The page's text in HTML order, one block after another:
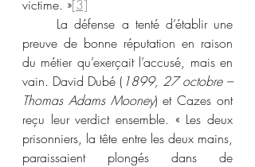
victime. »[3]
preuve de bonne réputation en raison
du métier qu’exerçait l’accusé, mais en
vain. David Dubé ( 1899, 27 octobre –
Thomas Adams Mooney) et Cazes ont
reçu leur verdict ensemble. « Les deux
prisonniers, la tête entre les deux mains,
paraissaient plongés dans de